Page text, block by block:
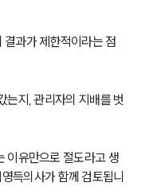
어
과가 제한적이라는 점
는지, 관리자의 지배를 벗
이유만으로 절도라고 생
득의사가 함께 검토됩니